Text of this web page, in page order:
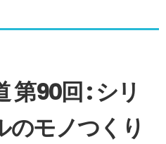
第90回 : シリ
のモノつくり